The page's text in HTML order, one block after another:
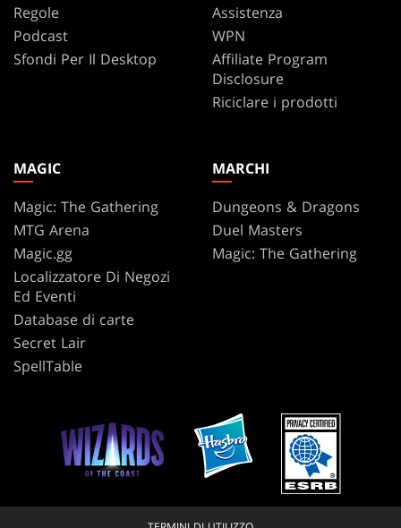
Regole
Podcast
Sfondi Per Il Desktop
Assistenza
WPN
Affiliate Program
Disclosure
Riciclare i prodotti
MAGIC
Magic: The Gathering
MTG Arena
Magic.gg
Localizzatore Di Negozi
Ed Eventi
Database di carte
Secret Lair
SpellTable
MARCHI
Dungeons & Dragons
Duel Masters
Magic: The Gathering